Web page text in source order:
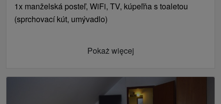
1x manželská posteľ, WiFi, TV, kúpeľňa s toaletou
(sprchovací kút, umývadlo)
Pokaż więcej